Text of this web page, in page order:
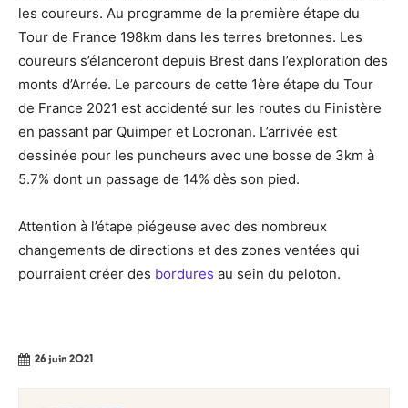
les coureurs. Au programme de la première étape du
Tour de France 198km dans les terres bretonnes. Les
coureurs s’élanceront depuis Brest dans l’exploration des
monts d’Arrée. Le parcours de cette 1ère étape du Tour
de France 2021 est accidenté sur les routes du Finistère
en passant par Quimper et Locronan. L’arrivée est
dessinée pour les puncheurs avec une bosse de 3km à
5.7% dont un passage de 14% dès son pied.
Attention à l’étape piégeuse avec des nombreux
changements de directions et des zones ventées qui
pourraient créer des bordures au sein du peloton.
26 juin 2021